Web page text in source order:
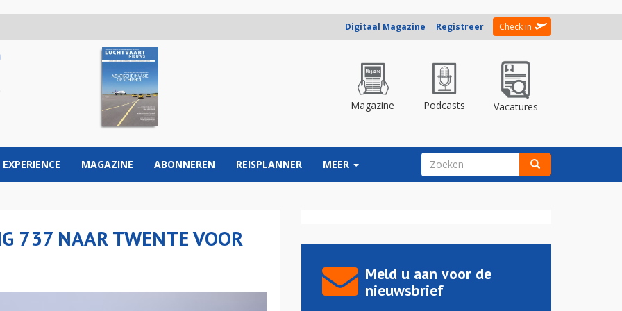
Digitaal Magazine Registreer Check in
Magazine Podcasts Vacatures
EXPERIENCE MAGAZINE ABONNEREN REISPLANNER MEER ZOEKVELD
737 NAAR TWENTE VOOR
Meld u aan voor de
nieuwsbrief